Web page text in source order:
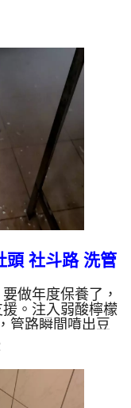
頭 社斗路 洗管
做年度保養了，
。注入弱酸檸檬
管路瞬間噴出豆
出黑色異物，越
淨出水量也變大
」？ 單靠水壓帶
，反映了不同的
化徵兆。 黑色